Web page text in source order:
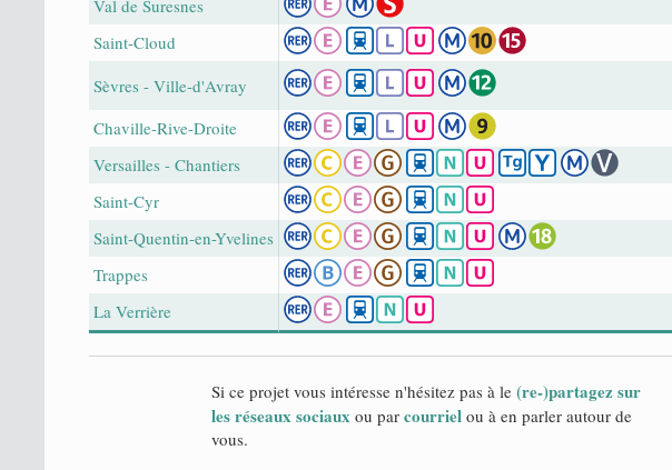
Val de Suresnes
Saint-Cloud
Sèvres - Ville-d'Avray
Chaville-Rive-Droite
Versailles - Chantiers
Saint-Cyr
Saint-Quentin-en-Yvelines
Trappes
La Verrière
Si ce projet vous intéresse n'hésitez pas à le (re-)partagez sur
les réseaux sociaux ou par courriel ou à en parler autour de
vous.